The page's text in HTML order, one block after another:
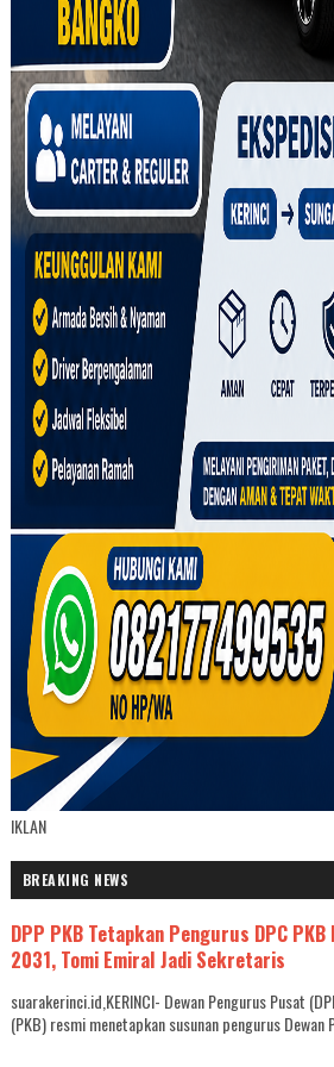
IKLAN
BREAKING NEWS
DPP PKB Tetapkan Pengurus DPC
2031, Tomi Emiral Jadi Sekretaris
suarakerinci.id,KERINCI- Dewan Pengurus Pusat
(PKB) resmi menetapkan susunan pengurus Dewan